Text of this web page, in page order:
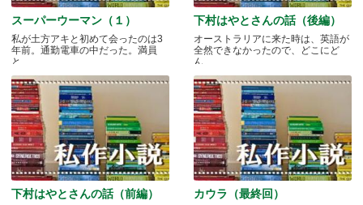
スーパーウーマン（１）
私が土方アキと初めて会ったのは3
年前。通勤電車の中だった。満員
と.....
下村はやとさんの話（後編）
オーストラリアに来た時は、英語が
全然できなかったので、どこにど
ん.....
下村はやとさんの話（前編） カウラ（最終回）